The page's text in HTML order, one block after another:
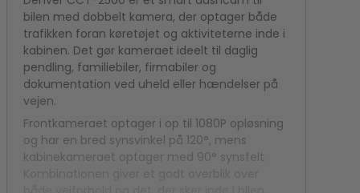
Kamera flash
Polaroid Kamera
bilen med dobbelt kamera, der optager både
trafikken foran køretøjet og aktiviteterne inde i
kabinen. Det gør kameraet ideelt til daglig
pendling, familiebiler, firmabiler og
dokumentation ved uheld eller hændelser på
vejen.
Frontkameraet optager i op til 1080P opløsning
og har en bred synsvinkel på 120°, mens
kabinekameraet optager med 90° synsfelt.